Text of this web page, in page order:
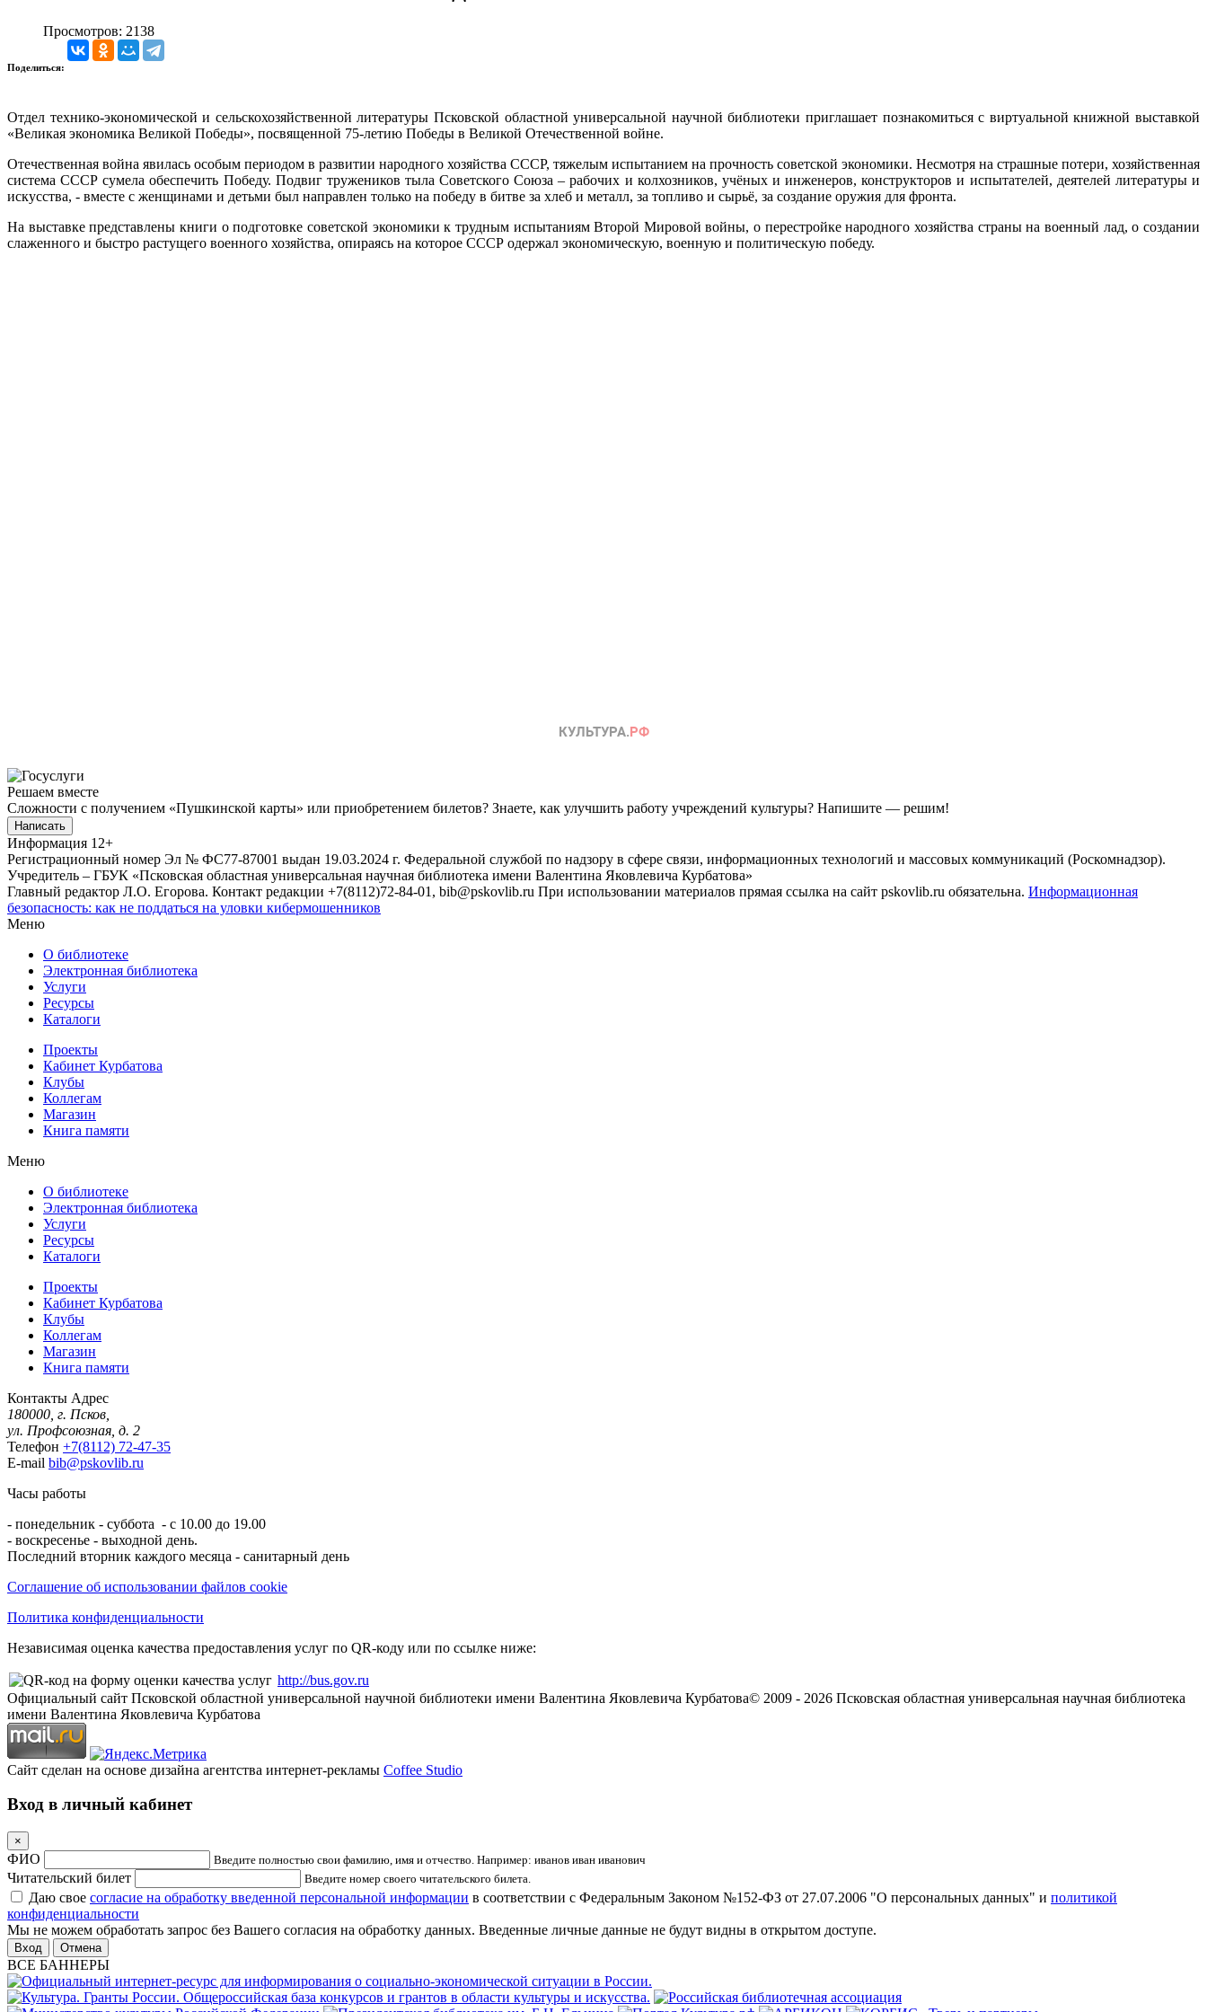
Просмотров: 2138
Поделиться:
Отдел технико-экономической и сельскохозяйственной литературы Псковской областной универсальной научной библиотеки приглашает познакомиться с виртуальной книжной выставкой
«Великая экономика Великой Победы», посвященной 75-летию Победы в Великой Отечественной войне.
Отечественная война явилась особым периодом в развитии народного хозяйства СССР, тяжелым испытанием на прочность советской экономики. Несмотря на страшные потери, хозяйственная
система СССР сумела обеспечить Победу. Подвиг тружеников тыла Советского Союза – рабочих и колхозников, учёных и инженеров, конструкторов и испытателей, деятелей литературы и
искусства, - вместе с женщинами и детьми был направлен только на победу в битве за хлеб и металл, за топливо и сырьё, за создание оружия для фронта.
На выставке представлены книги о подготовке советской экономики к трудным испытаниям Второй Мировой войны, о перестройке народного хозяйства страны на военный лад, о создании
слаженного и быстро растущего военного хозяйства, опираясь на которое СССР одержал экономическую, военную и политическую победу.
Решаем вместе
Сложности с получением «Пушкинской карты» или приобретением билетов? Знаете, как улучшить работу учреждений культуры? Напишите — решим!
Написать
Информация 12+
Регистрационный номер Эл № ФС77-87001 выдан 19.03.2024 г. Федеральной службой по надзору в сфере связи, информационных технологий и массовых коммуникаций (Роскомнадзор).
Учредитель – ГБУК «Псковская областная универсальная научная библиотека имени Валентина Яковлевича Курбатова»
Главный редактор Л.О. Егорова. Контакт редакции +7(8112)72-84-01, bib@pskovlib.ru При использовании материалов прямая ссылка на сайт pskovlib.ru обязательна. Информационная
безопасность: как не поддаться на уловки кибермошенников
Меню
О библиотеке
Электронная библиотека
Услуги
Ресурсы
Каталоги
Проекты
Кабинет Курбатова
Клубы
Коллегам
Магазин
Книга памяти
Меню
О библиотеке
Электронная библиотека
Услуги
Ресурсы
Каталоги
Проекты
Кабинет Курбатова
Клубы
Коллегам
Магазин
Книга памяти
Контакты Адрес
180000, г. Псков,
ул. Профсоюзная, д. 2
Телефон +7(8112) 72-47-35
E-mail bib@pskovlib.ru
Часы работы
- понедельник - суббота - с 10.00 до 19.00
- воскресенье - выходной день.
Последний вторник каждого месяца - санитарный день
Соглашение об использовании файлов cookie
Политика конфиденциальности
Независимая оценка качества предоставления услуг по QR-коду или по ссылке ниже:
http://bus.gov.ru
Официальный сайт Псковской областной универсальной научной библиотеки имени Валентина Яковлевича Курбатова© 2009 - 2026 Псковская областная универсальная научная библиотека
имени Валентина Яковлевича Курбатова
Сайт сделан на основе дизайна агентства интернет-рекламы Coffee Studio
Вход в личный кабинет
×
ФИО Введите полностью свои фамилию, имя и отчество. Например: иванов иван иванович
Читательский билет Введите номер своего читательского билета.
Даю свое согласие на обработку введенной персональной информации в соответствии с Федеральным Законом №152-ФЗ от 27.07.2006 "О персональных данных" и политикой
конфиденциальности
Мы не можем обработать запрос без Вашего согласия на обработку данных. Введенные личные данные не будут видны в открытом доступе.
Отмена
ВСЕ БАННЕРЫ